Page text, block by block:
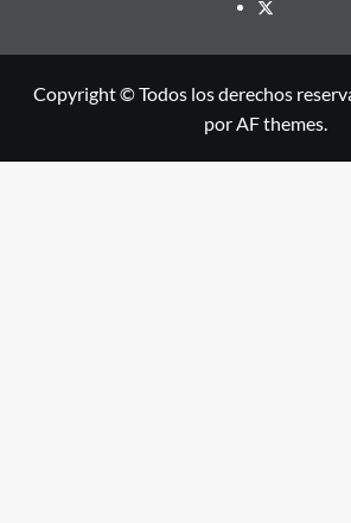
X
Copyright © Todos los derechos
por AF themes.